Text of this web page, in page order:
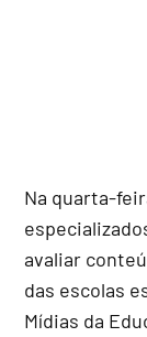
Na quarta-
avaliar
das escolas
Mídias da